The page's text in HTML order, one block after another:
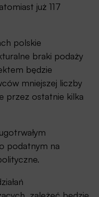
już 117
polskie
braki podaży
będzie
mniejszej liczby
przez ostatnie kilka
podatnym na